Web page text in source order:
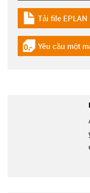
igus-icon-
Tải file EPLAN
igus-icon-
Yêu cầu một